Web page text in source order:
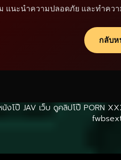
แนะนำความปลอดภัย และทำคว
กลับห
นังโป๊ JAV เว็บ ดูคลิปโป๊ PORN